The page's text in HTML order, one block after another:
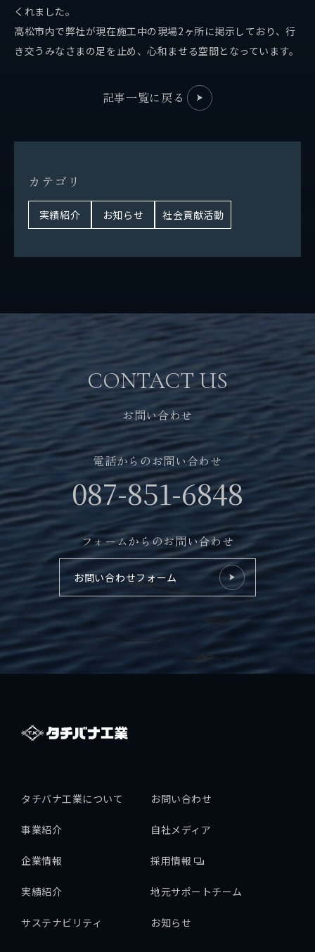
SDGsの取り組み
パートナーシップ構築宣言
採用情報
地元サポートチーム
個人情報保護方針
採用情報
くれました。
高松市内で弊社が現在施工中の現場2ヶ所に掲示しており、行
き交うみなさまの足を止め、心和ませる空間となっています。
記事一覧に戻る
カ テゴ リ
実績紹介 お知らせ 社会貢献活動
CONTACT US
お問い合わせ
電話からのお問い合わせ
087-851-6848
フォームからのお問い合わせ
お問い合わせフォーム
タチバナ工業について
事業紹介
企業情報
実績紹介
サステナビリティ
お問い合わせ
自社メディア
採用情報
地元サポートチーム
お知らせ